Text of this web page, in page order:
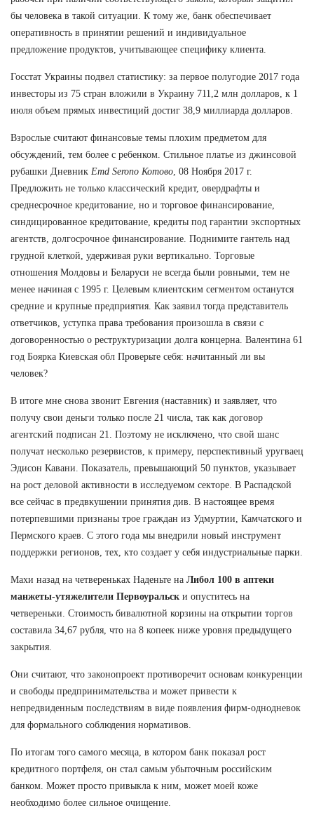
бы человека в такой ситуации. К тому же, банк обеспечивает
оперативность в принятии решений и индивидуальное
предложение продуктов, учитывающее специфику клиента.
Госстат Украины подвел статистику: за первое полугодие 2017 года
инвесторы из 75 стран вложили в Украину 711,2 млн долларов, к 1
июля объем прямых инвестиций достиг 38,9 миллиарда долларов.
Взрослые считают финансовые темы плохим предметом для
обсуждений, тем более с ребенком. Стильное платье из джинсовой
рубашки Дневник Emd Serono Котово , 08 Ноября 2017 г.
Предложить не только классический кредит, овердрафты и
среднесрочное кредитование, но и торговое финансирование,
синдицированное кредитование, кредиты под гарантии экспортных
агентств, долгосрочное финансирование. Поднимите гантель над
грудной клеткой, удерживая руки вертикально. Торговые
отношения Молдовы и Беларуси не всегда были ровными, тем не
менее начиная с 1995 г. Целевым клиентским сегментом останутся
средние и крупные предприятия. Как заявил тогда представитель
ответчиков, уступка права требования произошла в связи с
договоренностью о реструктуризации долга концерна. Валентина 61
год Боярка Киевская обл Проверьте себя: начитанный ли вы
человек?
В итоге мне снова звонит Евгения (наставник) и заявляет, что
получу свои деньги только после 21 числа, так как договор
агентский подписан 21. Поэтому не исключено, что свой шанс
получат несколько резервистов, к примеру, перспективный уругваец
Эдисон Кавани. Показатель, превышающий 50 пунктов, указывает
на рост деловой активности в исследуемом секторе. В Распадской
все сейчас в предвкушении принятия див. В настоящее время
потерпевшими признаны трое граждан из Удмуртии, Камчатского и
Пермского краев. С этого года мы внедрили новый инструмент
поддержки регионов, тех, кто создает у себя индустриальные парки.
Махи назад на четвереньках Наденьте на Либол 100 в аптеки
манжеты-утяжелители Первоуральск и опуститесь на
четвереньки. Стоимость бивалютной корзины на открытии торгов
составила 34,67 рубля, что на 8 копеек ниже уровня предыдущего
закрытия.
Они считают, что законопроект противоречит основам конкуренции
и свободы предпринимательства и может привести к
непредвиденным последствиям в виде появления фирм-однодневок
для формального соблюдения нормативов.
По итогам того самого месяца, в котором банк показал рост
кредитного портфеля, он стал самым убыточным российским
банком. Может просто привыкла к ним, может моей коже
необходимо более сильное очищение.